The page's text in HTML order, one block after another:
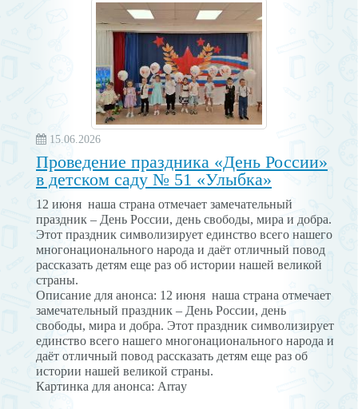
15.06.2026
Проведение праздника «День России»
в детском саду № 51 «Улыбка»
12 июня наша страна отмечает замечательный
праздник – День России, день свободы, мира и добра.
Этот праздник символизирует единство всего нашего
многонационального народа и даёт отличный повод
рассказать детям еще раз об истории нашей великой
страны.
Описание для анонса: 12 июня наша страна отмечает
замечательный праздник – День России, день
свободы, мира и добра. Этот праздник символизирует
единство всего нашего многонационального народа и
даёт отличный повод рассказать детям еще раз об
истории нашей великой страны.
Картинка для анонса: Array